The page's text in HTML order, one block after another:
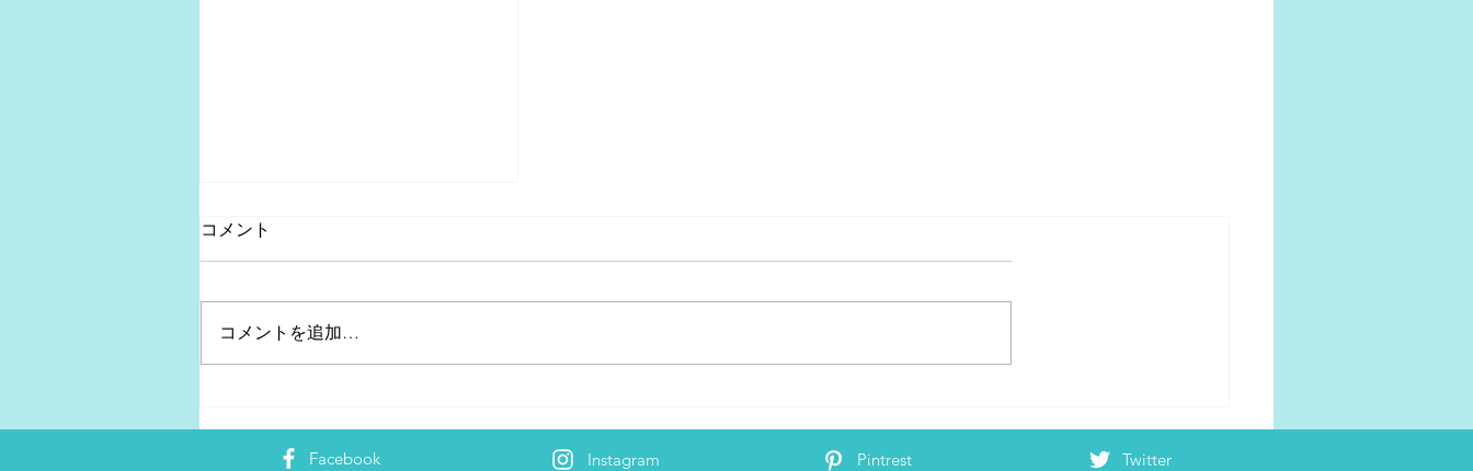
策
コメント
コメントを追加…
Facebook Instagram Pintrest Twitter